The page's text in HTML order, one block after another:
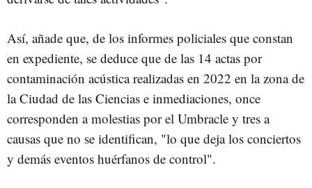
Así, añade que, de los informes policiales que constan
en expediente, se deduce que de las 14 actas por
contaminación acústica realizadas en 2022 en la zona de
la Ciudad de las Ciencias e inmediaciones, once
corresponden a molestias por el Umbracle y tres a
causas que no se identifican, "lo que deja los conciertos
y demás eventos huérfanos de control".